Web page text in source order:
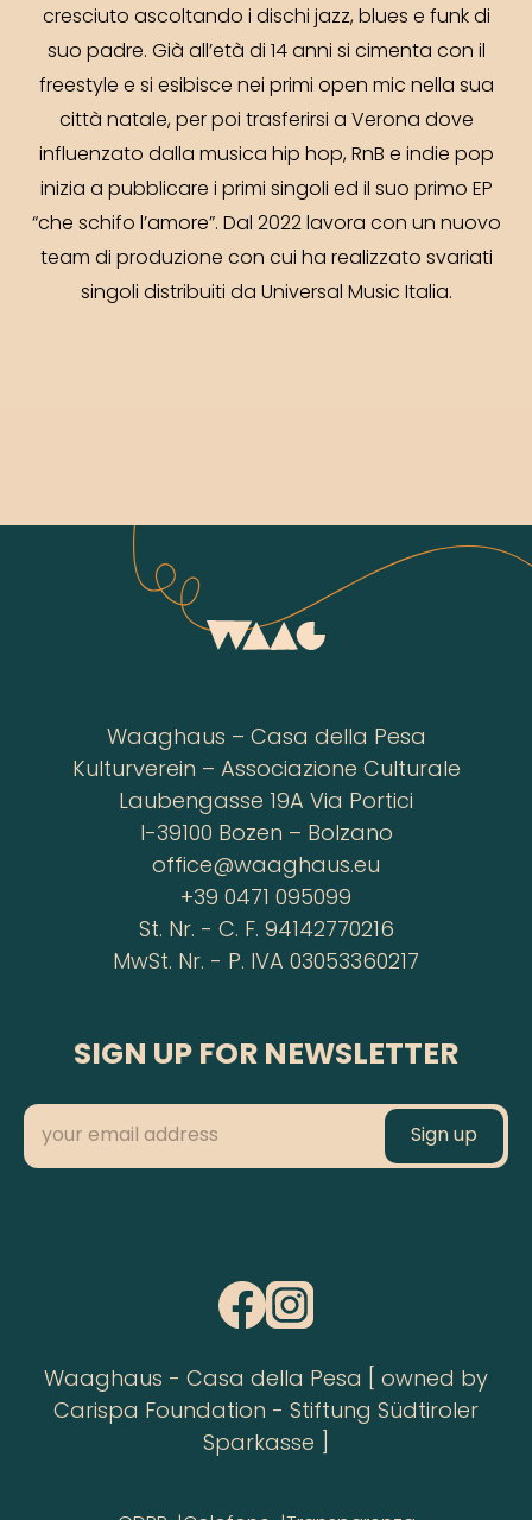
cresciuto ascoltando i dischi jazz, blues e funk di
suo padre. Già all’età di 14 anni si cimenta con il
freestyle e si esibisce nei primi open mic nella sua
città natale, per poi trasferirsi a Verona dove
influenzato dalla musica hip hop, RnB e indie pop
inizia a pubblicare i primi singoli ed il suo primo EP
“che schifo l’amore”. Dal 2022 lavora con un nuovo
team di produzione con cui ha realizzato svariati
singoli distribuiti da Universal Music Italia.
Waaghaus – Casa della Pesa
Kulturverein – Associazione Culturale
Laubengasse 19A Via Portici
I-39100 Bozen – Bolzano
office@waaghaus.eu
+39 0471 095099
St. Nr. - C. F. 94142770216
MwSt. Nr. - P. IVA 03053360217
SIGN UP FOR NEWSLETTER
Waaghaus - Casa della Pesa [ owned by
Carispa Foundation - Stiftung Südtiroler
Sparkasse ]